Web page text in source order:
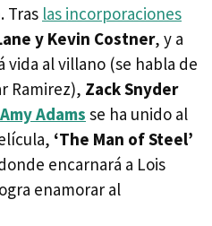
. Tras las incorporaciones
y Kevin Costner, y a
vida al villano (se habla de
Ramirez), Zack Snyder
Amy Adams se ha unido al
‘The Man of Steel’
encarnará a Lois
enamorar al